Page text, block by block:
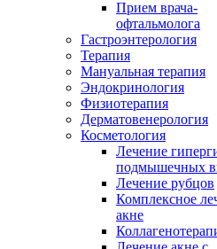
Прием врача-
офтальмолога
Гастроэнтерология
Терапия
Мануальная терапия
Эндокринология
Физиотерапия
Дерматовенерология
Косметология
Лечение
подмышечных
Лечение рубцов
Комплексное
акне